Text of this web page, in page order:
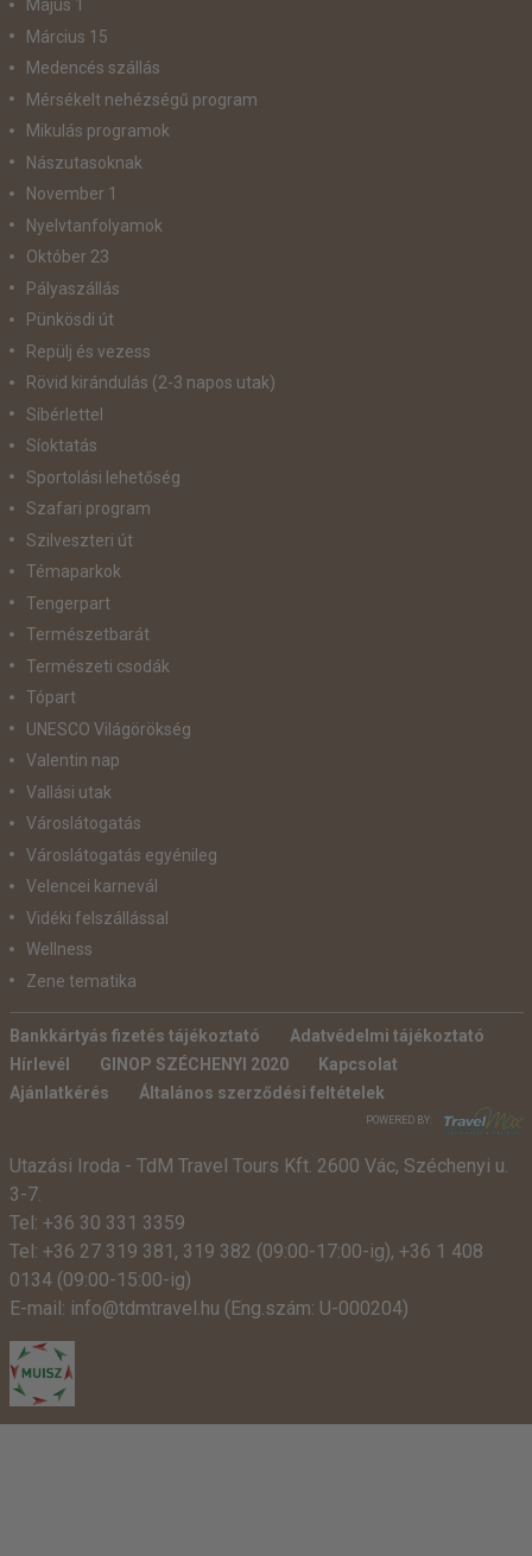
Május 1
Március 15
Medencés szállás
Mérsékelt nehézségű program
Mikulás programok
Nászutasoknak
November 1
Nyelvtanfolyamok
Október 23
Pályaszállás
Pünkösdi út
Repülj és vezess
Rövid kirándulás (2-3 napos utak)
Síbérlettel
Síoktatás
Sportolási lehetőség
Szafari program
Szilveszteri út
Témaparkok
Tengerpart
Természetbarát
Természeti csodák
Tópart
UNESCO Világörökség
Valentin nap
Vallási utak
Városlátogatás
Városlátogatás egyénileg
Velencei karnevál
Vidéki felszállással
Wellness
Zene tematika
Bankkártyás fizetés tájékoztató
Adatvédelmi tájékoztató
Hírlevél
GINOP SZÉCHENYI 2020
Kapcsolat
Ajánlatkérés
Általános szerződési feltételek
POWERED BY:
Utazási Iroda - TdM Travel Tours Kft. 2600 Vác, Széchenyi u.
3-7.
Tel: +36 30 331 3359
Tel: +36 27 319 381 , 319 382 (09:00-17:00-ig), +36 1 408
0134 (09:00-15:00-ig)
E-mail: info@tdmtravel.hu (Eng.szám: U-000204)